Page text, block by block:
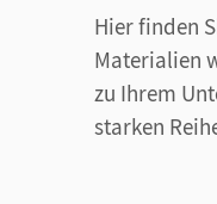
Hier finden
Materialien
zu Ihrem
starken